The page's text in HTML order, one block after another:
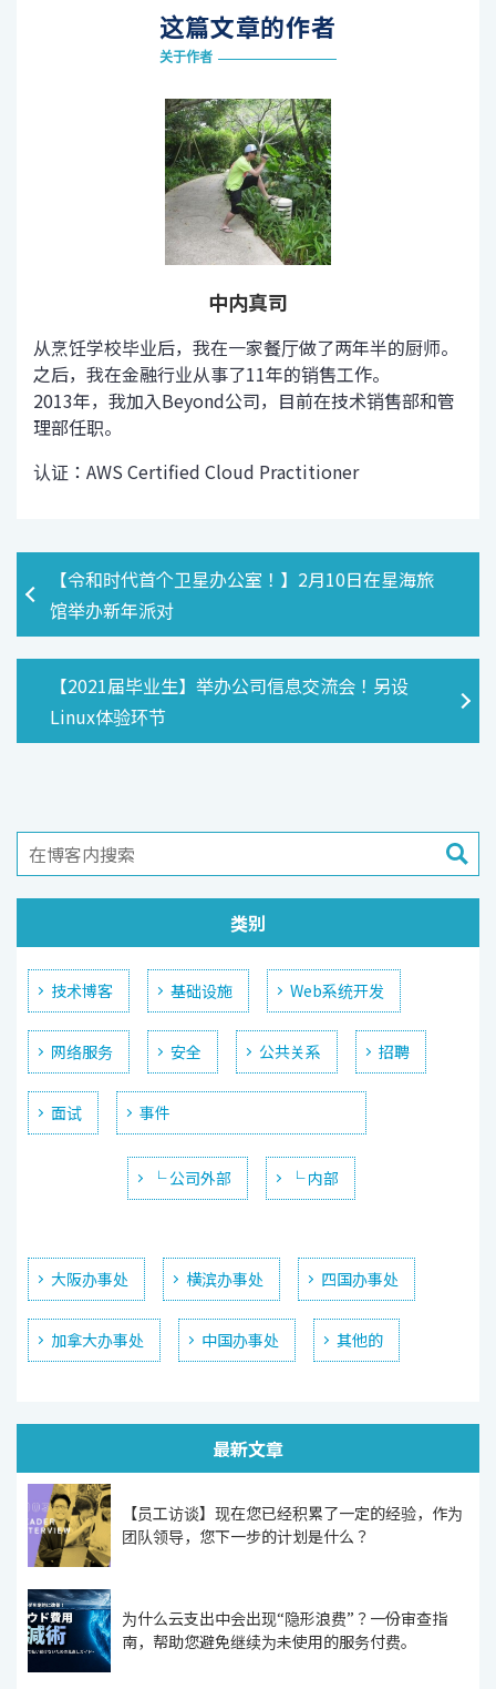
这篇文章的作者
关于作者
中内真司
从烹饪学校毕业后，我在一家餐厅做了两年半的厨师。
之后，我在金融行业从事了11年的销售工作。
2013年，我加入Beyond公司，目前在技术销售部和管
理部任职。
认证：AWS Certified Cloud Practitioner
【令和时代首个卫星办公室！】2月10日在星海旅
馆举办新年派对
【2021届毕业生】举办公司信息交流会！另设
Linux体验环节
类别
技术博客 基础设施 Web系统开发
网络服务 安全 公共关系 招聘
面试 事件
└ 公司外部 └ 内部
大阪办事处 横滨办事处 四国办事处
加拿大办事处 中国办事处 其他的
最新文章
【员工访谈】现在您已经积累了一定的经验，作为
团队领导，您下一步的计划是什么？
为什么云支出中会出现“隐形浪费”？一份审查指
南，帮助您避免继续为未使用的服务付费。